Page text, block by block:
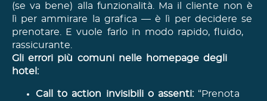
(se va bene) alla funzionalità. Ma il cliente non è
lì per ammirare la grafica — è lì per decidere se
prenotare. E vuole farlo in modo rapido, fluido,
rassicurante.
Gli errori più comuni nelle homepage degli
hotel:
Call to action invisibili o assenti:“Prenota